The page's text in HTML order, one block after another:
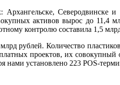
активов вырос до 11,4
контролю составила 1,5
рублей. Количество
проектов, их совокупный
установлено 223 POS-